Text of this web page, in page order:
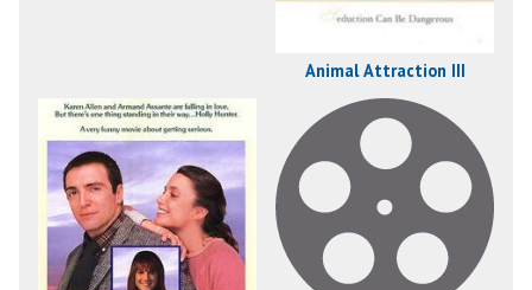
Animal Attraction III